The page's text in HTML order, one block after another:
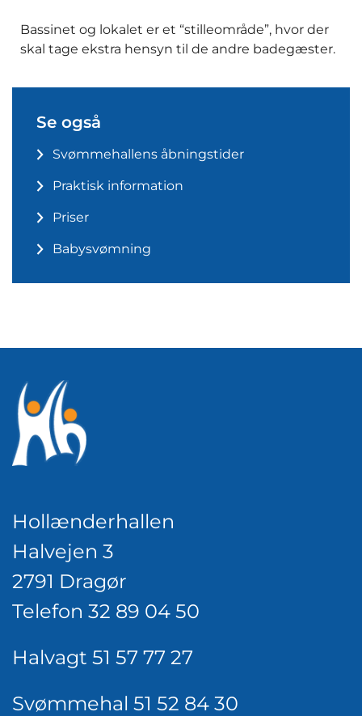
Bassinet og lokalet er et “stilleområde”, hvor der
skal tage ekstra hensyn til de andre badegæster.
Se også
Svømmehallens åbningstider
Praktisk information
Priser
Babysvømning
Hollænderhallen
Halvejen 3
2791 Dragør
Telefon 32 89 04 50
Halvagt 51 57 77 27
Svømmehal 51 52 84 30